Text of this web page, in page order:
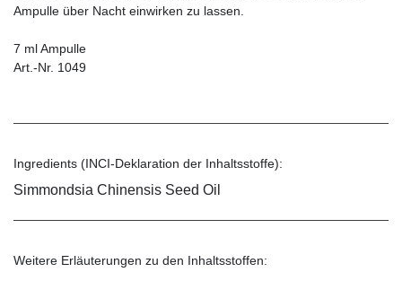
Ampulle über Nacht einwirken zu lassen.
7 ml Ampulle
Art.-Nr. 1049
Ingredients (INCI-Deklaration der Inhaltsstoffe):
Simmondsia Chinensis Seed Oil
Weitere Erläuterungen zu den Inhaltsstoffen: